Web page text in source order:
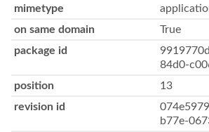
mimetype
on same domain
True
package id
84d0-
position
13
revision id
b77e-